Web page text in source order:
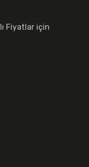
Fiyatlar için